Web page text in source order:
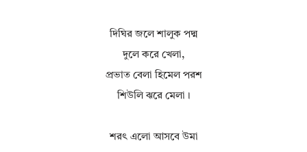
দিঘির জলে শালুক পদ্ম
দুলে করে খেলা,
প্রভাত বেলা হিমেল পরশ
শিউলি ঝরে মেলা।
শরৎ এলো আসবে উমা